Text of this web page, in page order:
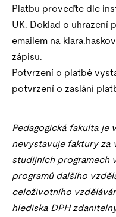
Platbu proveďte dle
UK. Doklad o uhrazení
emailem na
zápisu.
Potvrzení o platbě
potvrzení o zaslání
Pedagogická fakulta je
nevystavuje faktury za
studijních programech
programů dalšího
celoživotního
hlediska DPH